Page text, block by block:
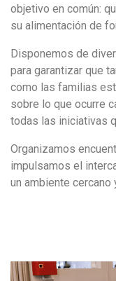
objetivo en común:
su alimentación de
Disponemos de
para garantizar que
como las familias
sobre lo que ocurre
todas las iniciativas
Organizamos
impulsamos el
un ambiente cercano